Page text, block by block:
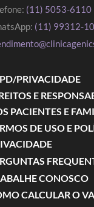
(11) 5053-6110
(11) 99312-
PRIVACIDADE
E
PACIENTES E
DE USO E
CONOSCO
CALCULAR O